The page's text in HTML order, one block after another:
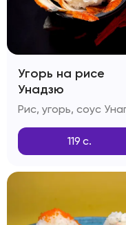
Угорь на рисе
Унадзю
119 с.